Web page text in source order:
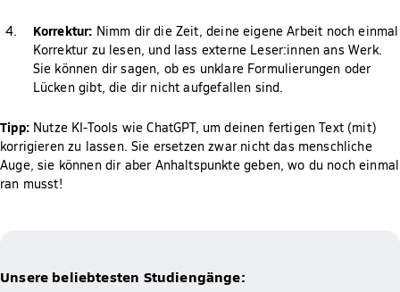
Korrektur: Nimm dir die Zeit, deine eigene Arbeit noch einmal
Korrektur zu lesen, und lass externe Leser:innen ans Werk.
Sie können dir sagen, ob es unklare Formulierungen oder
Lücken gibt, die dir nicht aufgefallen sind.
Tipp:Nutze KI-Tools wie ChatGPT, um deinen fertigen Text (mit)
korrigieren zu lassen. Sie ersetzen zwar nicht das menschliche
Auge, sie können dir aber Anhaltspunkte geben, wo du noch einmal
ran musst!
Unsere beliebtesten Studiengänge: